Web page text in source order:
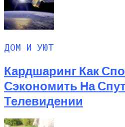
ДОМ И УЮТ
Кардшаринг Как
Сэкономить На
Телевидении